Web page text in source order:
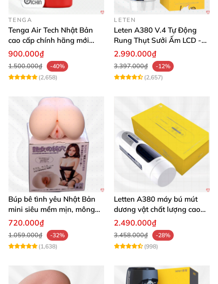
TENGA
Tenga Air Tech Nhật Bản
cao cấp chính hãng mới
seal giá tốt
900.000₫
1.500.000₫
-40%
(2,658)
LETEN
Leten A380 V.4 Tự Động
Rung Thụt Sưởi Ấm LCD -
Mua Ngay
2.990.000₫
3.397.000₫
-12%
(2,657)
Búp bê tình yêu Nhật Bản
mini siêu mềm mịn, mông
tròn quyến rũ
720.000₫
1.059.000₫
-32%
(1,638)
Letten A380 máy bú mút
dương vật chất lượng cao
giá tốt
2.490.000₫
3.458.000₫
-28%
(998)